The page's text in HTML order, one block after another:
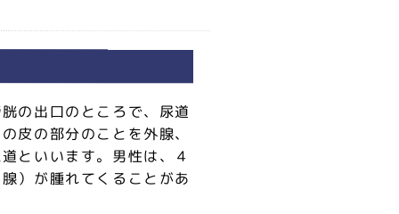
の出口のところで、尿道
皮の部分のことを外腺、
といいます。男性は、４
）が腫れてくることがあ